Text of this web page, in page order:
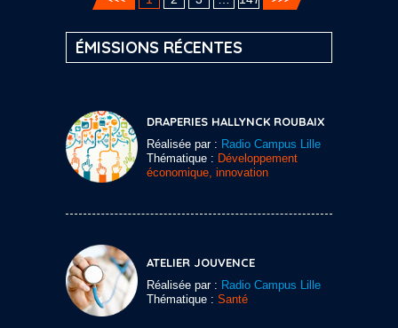
ÉMISSIONS RÉCENTES
DRAPERIES HALLYNCK ROUBAIX
Réalisée par : Radio Campus Lille
Thématique : Développement
économique, innovation
ATELIER JOUVENCE
Réalisée par : Radio Campus Lille
Thématique : Santé